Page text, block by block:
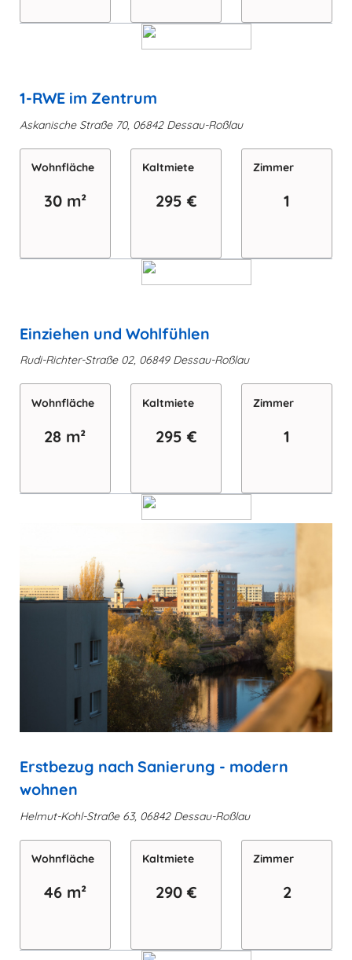
1-RWE im Zentrum
Askanische Straße 70, 06842 Dessau-Roßlau
Wohn­fläche
30 m²
Kaltmiete
295 €
Zimmer
1
Einziehen und Wohlfühlen
Rudi-Richter-Straße 02, 06849 Dessau-Roßlau
Wohn­fläche
28 m²
Kaltmiete
295 €
Zimmer
1
Erstbezug nach Sanierung - modern
wohnen
Helmut-Kohl-Straße 63, 06842 Dessau-Roßlau
Wohn­fläche
46 m²
Kaltmiete
290 €
Zimmer
2